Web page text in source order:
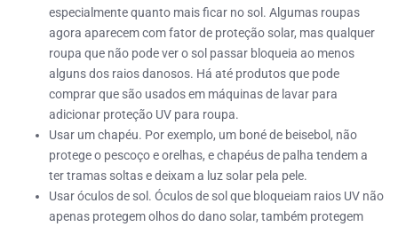
especialmente quanto mais ficar no sol. Algumas roupas
agora aparecem com fator de proteção solar, mas qualquer
roupa que não pode ver o sol passar bloqueia ao menos
alguns dos raios danosos. Há até produtos que pode
comprar que são usados em máquinas de lavar para
adicionar proteção UV para roupa.
Usar um chapéu. Por exemplo, um boné de beisebol, não
protege o pescoço e orelhas, e chapéus de palha tendem a
ter tramas soltas e deixam a luz solar pela pele.
Usar óculos de sol. Óculos de sol que bloqueiam raios UV não
apenas protegem olhos do dano solar, também protegem